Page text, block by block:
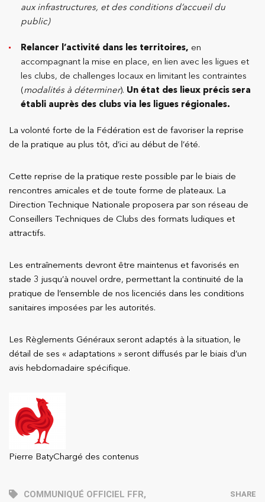
aux infrastructures, et des conditions d’accueil du
public)
Relancer l’activité dans les territoires, en
accompagnant la mise en place, en lien avec les ligues et
les clubs, de challenges locaux en limitant les contraintes
(modalités à déterminer). Un état des lieux précis sera
établi auprès des clubs via les ligues régionales.
La volonté forte de la Fédération est de favoriser la reprise
de la pratique au plus tôt, d’ici au début de l’été.
Cette reprise de la pratique reste possible par le biais de
rencontres amicales et de toute forme de plateaux. La
Direction Technique Nationale proposera par son réseau de
Conseillers Techniques de Clubs des formats ludiques et
attractifs.
Les entraînements devront être maintenus et favorisés en
stade 3 jusqu’à nouvel ordre, permettant la continuité de la
pratique de l’ensemble de nos licenciés dans les conditions
sanitaires imposées par les autorités.
Les Règlements Généraux seront adaptés à la situation, le
détail de ses « adaptations » seront diffusés par le biais d’un
avis hebdomadaire spécifique.
Pierre BatyChargé des contenus
COMMUNIQUÉ OFFICIEL FFR,
SHARE